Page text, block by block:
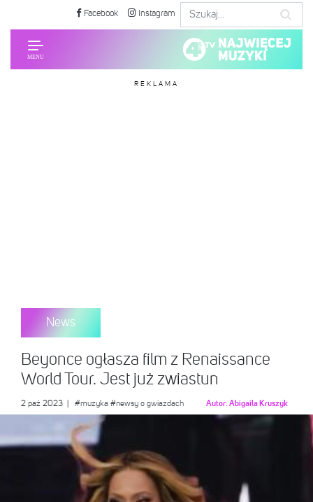
Facebook Instagram
REKLAMA
News
Beyonce ogłasza film z Renaissance
World Tour. Jest już zwiastun
2 paź 2023 #muzyka #newsy o gwiazdach Autor:Abigaila Kruszyk